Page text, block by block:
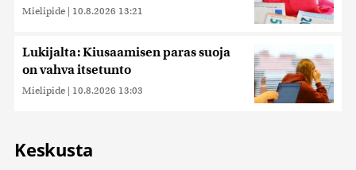
Mielipide | 10.8.2026 13:21
Lukijalta: Kiusaamisen paras suoja
on vahva itsetunto
Mielipide | 10.8.2026 13:03
Keskusta